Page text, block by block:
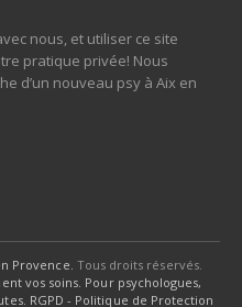
nous, et utiliser ce site
pratique privée! Nous
d’un nouveau psy à Aix en
Provence. Tous droits réservés.
vos soins. Pour psychologues,
RGPD - Politique de Protection